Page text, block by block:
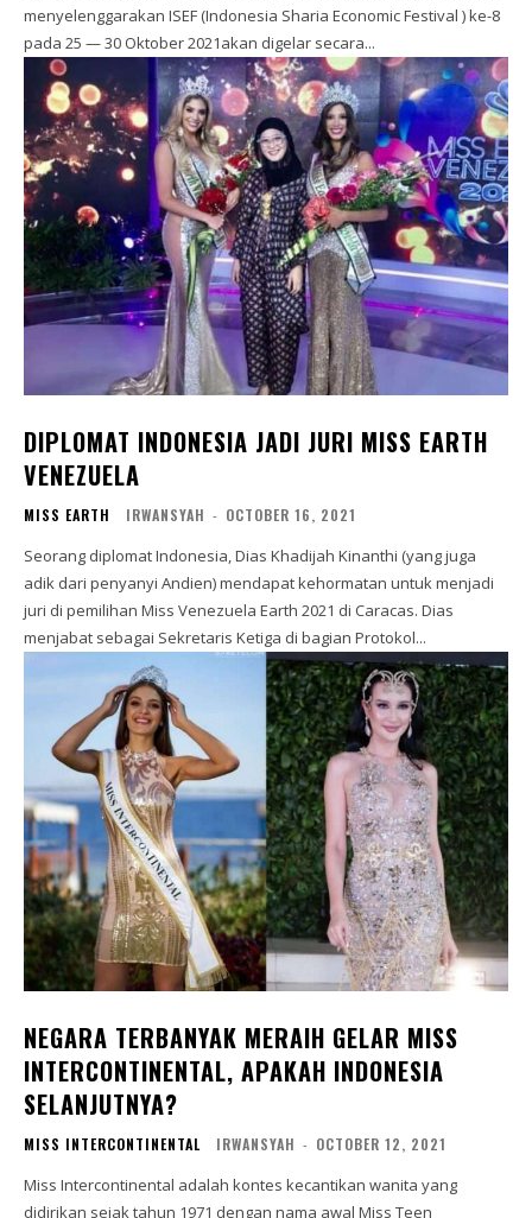
menyelenggarakan ISEF (Indonesia Sharia Economic Festival ) ke-8
pada 25 — 30 Oktober 2021akan digelar secara...
DIPLOMAT INDONESIA JADI JURI MISS EARTH
VENEZUELA
MISS EARTH IRWANSYAH - OCTOBER 16, 2021
Seorang diplomat Indonesia, Dias Khadijah Kinanthi (yang juga
adik dari penyanyi Andien) mendapat kehormatan untuk menjadi
juri di pemilihan Miss Venezuela Earth 2021 di Caracas. Dias
menjabat sebagai Sekretaris Ketiga di bagian Protokol...
NEGARA TERBANYAK MERAIH GELAR MISS
INTERCONTINENTAL, APAKAH INDONESIA
SELANJUTNYA?
MISS INTERCONTINENTAL IRWANSYAH - OCTOBER 12, 2021
Miss Intercontinental adalah kontes kecantikan wanita yang
didirikan sejak tahun 1971 dengan nama awal Miss Teen